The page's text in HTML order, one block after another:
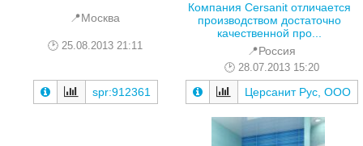
📍Москва
25.08.2013 21:11
spr:912361
Компания Cersanit отличается
производством достаточно
качественной про...
📍Россия
28.07.2013 15:20
Церсанит Рус, ООО